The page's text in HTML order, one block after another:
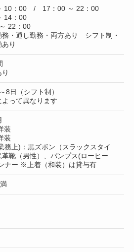
10：00 / 17：00 ～ 22：00
14：00
22：00
務・通し勤務・両方あり シフト制・
り
8日（シフト制）
って異なります
務上)：黒ズボン（スラックスタイ
革靴（男性）、パンプス(ローヒー
ナー ※上着（和装）は貸与有